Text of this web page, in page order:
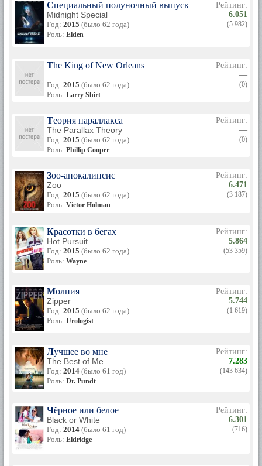
Специальный полуночный выпуск
Midnight Special
Год: 2015 (было 62 года)
Роль: Elden
Рейтинг:
6.051
(5 982)
The King of New Orleans
Год: 2015 (было 62 года)
Роль: Larry Shirt
Рейтинг:
—
(0)
Теория параллакса
The Parallax Theory
Год: 2015 (было 62 года)
Роль: Phillip Cooper
Рейтинг:
—
(0)
Зоо-апокалипсис
Zoo
Год: 2015 (было 62 года)
Роль: Victor Holman
Рейтинг:
6.471
(3 187)
Красотки в бегах
Hot Pursuit
Год: 2015 (было 62 года)
Роль: Wayne
Рейтинг:
5.864
(53 359)
Молния
Zipper
Год: 2015 (было 62 года)
Роль: Urologist
Рейтинг:
5.744
(1 619)
Лучшее во мне
The Best of Me
Год: 2014 (было 61 год)
Роль: Dr. Pundt
Рейтинг:
7.283
(143 634)
Чёрное или белое
Black or White
Год: 2014 (было 61 год)
Роль: Eldridge
Рейтинг:
6.301
(716)